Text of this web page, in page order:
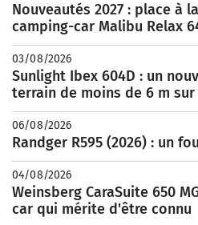
Nouveautés 2027 : place à
camping-car Malibu Relax
03/08/2026
Sunlight Ibex 604D : un
terrain de moins de 6 m
06/08/2026
Randger R595 (2026) : un
04/08/2026
Weinsberg CaraSuite 650
car qui mérite d'être connu